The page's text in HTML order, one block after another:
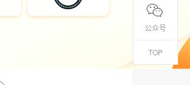
公众号
TOP